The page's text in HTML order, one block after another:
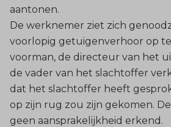
aantonen.
De werknemer ziet zich
voorlopig getuigenverhoor op
voorman, de directeur van het
de vader van het slachtoffer
dat het slachtoffer heeft
op zijn rug zou zijn gekomen.
geen aansprakelijkheid erkend.